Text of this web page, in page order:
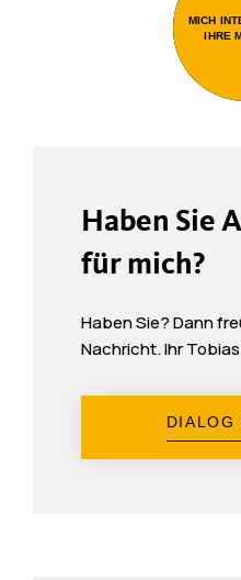
MICH
IHRE
Haben Sie
für mich?
Haben Sie? Dann
Nachricht. Ihr
DIALOG